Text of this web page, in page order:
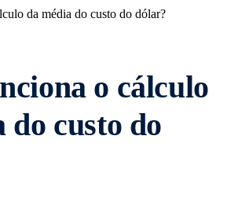
o cálculo
do custo do